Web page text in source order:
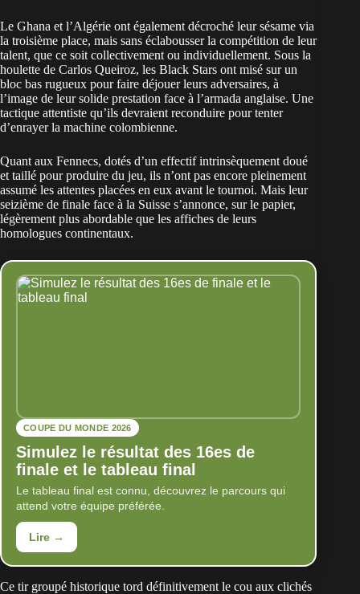
Le Ghana et l’Algérie ont également décroché leur sésame via
la troisième place, mais sans éclabousser la compétition de leur
talent, que ce soit collectivement ou individuellement. Sous la
houlette de Carlos Queiroz, les Black Stars ont misé sur un
bloc bas rugueux pour faire déjouer leurs adversaires, à
l’image de leur solide prestation face à l’armada anglaise. Une
tactique attentiste qu’ils devraient reconduire pour tenter
d’enrayer la machine colombienne.
Quant aux Fennecs, dotés d’un effectif intrinsèquement doué
et taillé pour produire du jeu, ils n’ont pas encore pleinement
assumé les attentes placées en eux avant le tournoi. Mais leur
seizième de finale face à la Suisse s’annonce, sur le papier,
légèrement plus abordable que les affiches de leurs
homologues continentaux.
COUPE DU MONDE 2026
Simulez le résultat des 16es de
finale et le tableau final
Le tableau final est connu, découvrez le parcours qui
attend votre équipe préférée.
Lire →
Ce tir groupé historique tord définitivement le cou aux clichés